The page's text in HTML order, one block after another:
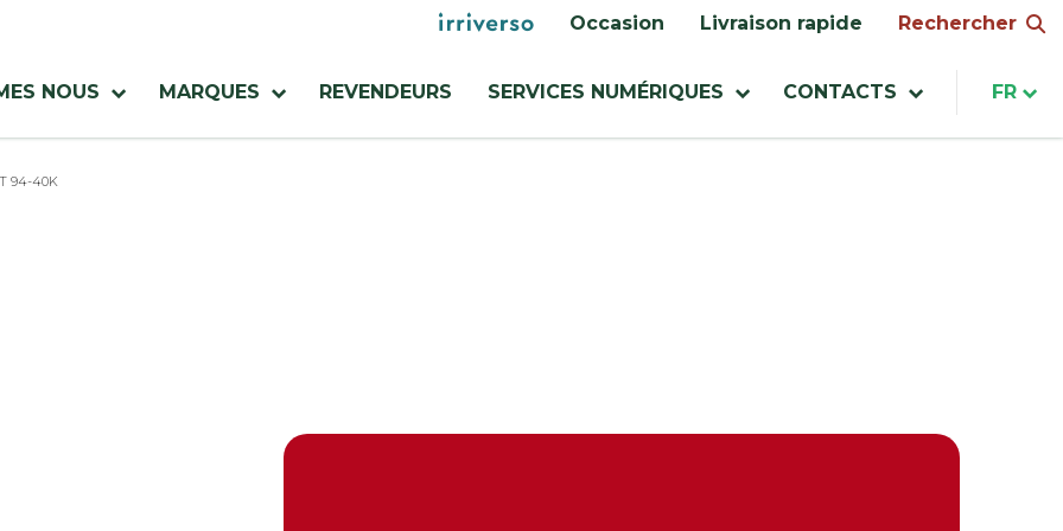
94-40K
Menu
Occasion Livraison rapide Rechercher
NOUS MARQUES REVENDEURS SERVICES NUMÉRIQUES CONTACTS FR